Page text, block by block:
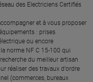
des Electriciens Certifiés
et à vous proposer
: prises
ou encore
norme NF C 15-100 qui
du meilleur artisan
réaliser des travaux d'ordre
(commerces, bureaux